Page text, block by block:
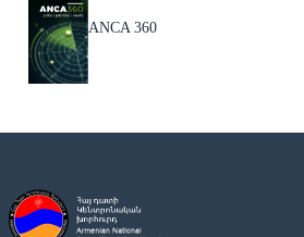
ANCA 360